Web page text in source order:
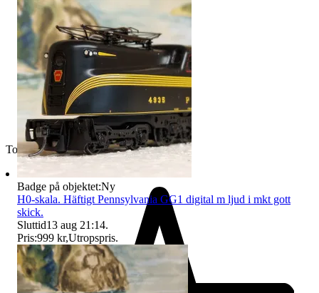
Toppsäljare
Badge på objektet:Ny
H0-skala. Häftigt Pennsylvania GG1 digital m ljud i mkt gott
skick.
Sluttid13 aug 21:14.
Pris:999 kr,Utropspris.